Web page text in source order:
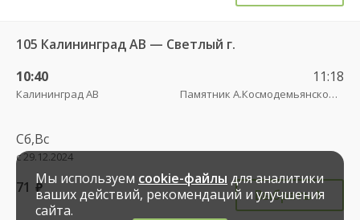
105 Калининград АВ — Светлый г.
10:40
Калининград АВ
11:18
Памятник А.Космодемьянскому(Балтийское шоссе) трасса
Сб,Вс
с 29.12.2024
71 руб. Выбрать
Мы используем cookie-файлы для аналитики
ваших действий, рекомендаций и улучшения
сайта.